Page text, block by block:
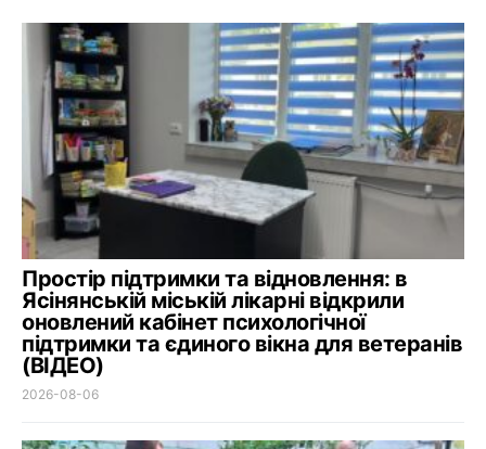
Простір підтримки та відновлення: в
Ясінянській міській лікарні відкрили
оновлений кабінет психологічної
підтримки та єдиного вікна для ветеранів
(ВІДЕО)
2026-08-06